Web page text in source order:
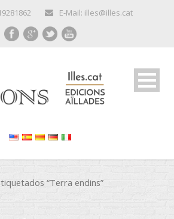
E-Mail: illes@illes.cat
“Terra endins”